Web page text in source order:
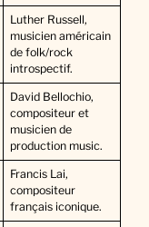
Luther Russell,
musicien américain
de folk/rock
introspectif.
David Bellochio,
compositeur et
musicien de
production music.
Francis Lai,
compositeur
français iconique.